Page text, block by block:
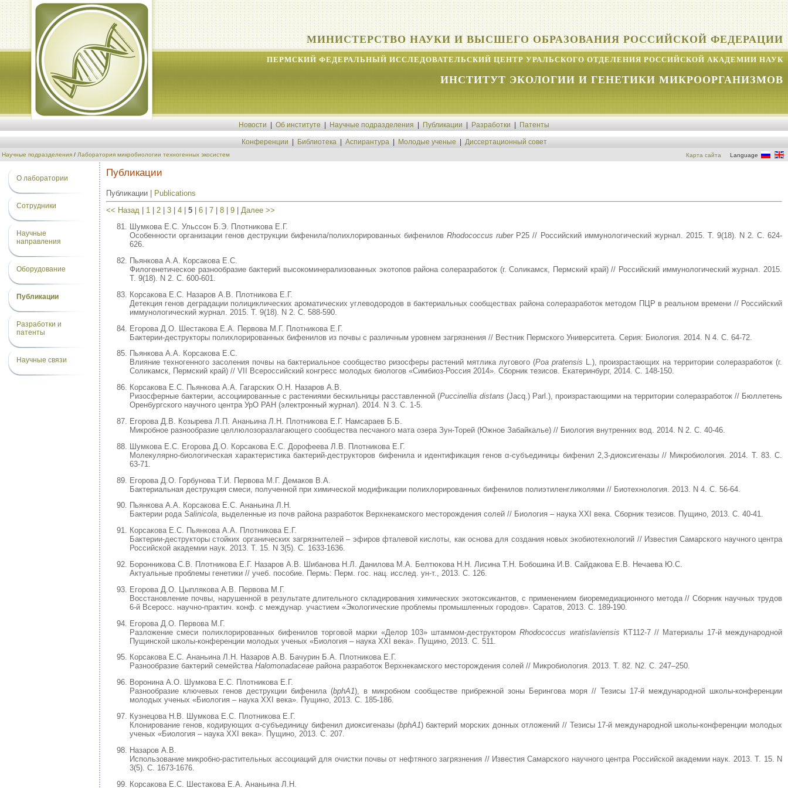
МИНИСТЕРСТВО НАУКИ И ВЫСШЕГО ОБРАЗОВАНИЯ РОССИЙСКОЙ ФЕДЕРАЦИИ
ПЕРМСКИЙ ФЕДЕРАЛЬНЫЙ ИССЛЕДОВАТЕЛЬСКИЙ ЦЕНТР УРАЛЬСКОГО ОТДЕЛЕНИЯ РОССИЙСКОЙ АКАДЕМИИ НАУК
ИНСТИТУТ ЭКОЛОГИИ И ГЕНЕТИКИ МИКРООРГАНИЗМОВ
Новости Об институте Научные подразделения Публикации Разработки Патенты
Конференции Библиотека Аспирантура Молодые ученые Диссертационный совет
Научные подразделения / Лаборатория микробиологии техногенных экосистем Карта сайта Language
О лаборатории
Сотрудники
Научные
направления
Оборудование
Публикации
Разработки и
патенты
Научные связи
Публикации
Публикации | Publications
<< Назад
1 2 3 4 5 6 7 8 9
Далее >>
Шумкова Е.С. Ульссон Б.Э. Плотникова Е.Г.
Особенности организации генов деструкции бифенила/полихлорированных бифениловRhodococcus ruberP25 // Российский иммунологический журнал. 2015. Т. 9(18). N 2. С. 624-
626.
Пьянкова А.А. Корсакова Е.С.
Филогенетическое разнообразие бактерий высокоминерализованных экотопов района солеразработок (г. Соликамск, Пермский край) // Российский иммунологический журнал. 2015.
Т. 9(18). N 2. С. 600-601.
Корсакова Е.С. Назаров А.В. Плотникова Е.Г.
Детекция генов деградации полициклических ароматических углеводородов в бактериальных сообществах района солеразработок методом ПЦР в реальном времени // Российский
иммунологический журнал. 2015. Т. 9(18). N 2. С. 588-590.
Егорова Д.О. Шестакова Е.А. Первова М.Г. Плотникова Е.Г.
Бактерии-деструкторы полихлорированных бифенилов из почвы с различным уровнем загрязнения // Вестник Пермского Университета. Серия: Биология. 2014. N 4. С. 64-72.
Пьянкова А.А. Корсакова Е.С.
Влияние техногенного засоления почвы на бактериальное сообщество ризосферы растений мятлика лугового (Poa pratensis L.), произрастающих на территории солеразработок (г.
Соликамск, Пермский край) // VII Всероссийский конгресс молодых биологов «Симбиоз-Россия 2014». Сборник тезисов. Екатеринбург, 2014. С. 148-150.
Корсакова Е.С. Пьянкова А.А. Гагарских О.Н. Назаров А.В.
Ризосферные бактерии, ассоциированные с растениями бескильницы расставленной (Puccinellia distans (Jacq.) Parl.), произрастающими на территории солеразработок // Бюллетень
Оренбургского научного центра УрО РАН (электронный журнал). 2014. N 3. С. 1-5.
Егорова Д.В. Козырева Л.П. Ананьина Л.Н. Плотникова Е.Г. Намсараев Б.Б.
Микробное разнообразие целлюлозоразлагающего сообщества песчаного мата озера Зун-Торей (Южное Забайкалье) // Биология внутренних вод. 2014. N 2. С. 40-46.
Шумкова Е.С. Егорова Д.О. Корсакова Е.С. Дорофеева Л.В. Плотникова Е.Г.
Молекулярно-биологическая характеристика бактерий-деструкторов бифенила и идентификация генов α-субъединицы бифенил 2,3-диоксигеназы // Микробиология. 2014. Т. 83. С.
63-71.
Егорова Д.О. Горбунова Т.И. Первова М.Г. Демаков В.А.
Бактериальная деструкция смеси, полученной при химической модификации полихлорированных бифенилов полиэтиленгликолями // Биотехнология. 2013. N 4. С. 56-64.
Пьянкова А.А. Корсакова Е.С. Ананьина Л.Н.
Бактерии рода Salinicola, выделенные из почв района разработок Верхнекамского месторождения солей // Биология – наука XXI века. Сборник тезисов. Пущино, 2013. С. 40-41.
Корсакова Е.С. Пьянкова А.А. Плотникова Е.Г.
Бактерии-деструкторы стойких органических загрязнителей – эфиров фталевой кислоты, как основа для создания новых экобиотехнологий // Известия Самарского научного центра
Российской академии наук. 2013. Т. 15. N 3(5). С. 1633-1636.
Боронникова С.В. Плотникова Е.Г. Назаров А.В. Шибанова Н.Л. Данилова М.А. Белтюкова Н.Н. Лисина Т.Н. Бобошина И.В. Сайдакова Е.В. Нечаева Ю.С.
Актуальные проблемы генетики // учеб. пособие. Пермь: Перм. гос. нац. исслед. ун-т., 2013. С. 126.
Егорова Д.О. Цыплякова А.В. Первова М.Г.
Восстановление почвы, нарушенной в результате длительного складирования химических экотоксикантов, с применением биоремедиационного метода // Сборник научных трудов
6-й Всеросс. научно-практич. конф. с междунар. участием «Экологические проблемы промышленных городов». Саратов, 2013. С. 189-190.
Егорова Д.О. Первова М.Г.
Разложение смеси полихлорированных бифенилов торговой марки «Делор 103» штаммом-деструкторомRhodococcus wratislaviensis КТ112-7 // Материалы 17-й международной
Пущинской школы-конференции молодых ученых «Биология – наука XXI века». Пущино, 2013. С. 511.
Корсакова Е.С. Ананьина Л.Н. Назаров А.В. Бачурин Б.А. Плотникова Е.Г.
Разнообразие бактерий семейства Halomonadaceae района разработок Верхнекамского месторождения солей // Микробиология. 2013. Т. 82. N2. С. 247–250.
Воронина А.О. Шумкова Е.С. Плотникова Е.Г.
Разнообразие ключевых генов деструкции бифенила (bphA1), в микробном сообществе прибрежной зоны Берингова моря // Тезисы 17-й международной школы-конференции
молодых ученых «Биология – наука XXI века». Пущино, 2013. С. 185-186.
Кузнецова Н.В. Шумкова Е.С. Плотникова Е.Г.
Клонирование генов, кодирующих α-субъединицу бифенил диоксигеназы (bphA1) бактерий морских донных отложений // Тезисы 17-й международной школы-конференции молодых
ученых «Биология – наука XXI века». Пущино, 2013. С. 207.
Назаров А.В.
Использование микробно-растительных ассоциаций для очистки почвы от нефтяного загрязнения // Известия Самарского научного центра Российской академии наук. 2013. Т. 15. N
3(5). С. 1673-1676.
Корсакова Е.С. Шестакова Е.А. Ананьина Л.Н.